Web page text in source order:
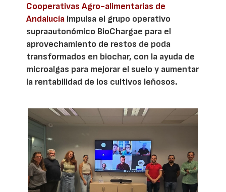
Cooperativas Agro-alimentarias de
Andalucía impulsa el grupo operativo
supraautonómico BioChargae para el
aprovechamiento de restos de poda
transformados en biochar, con la ayuda de
microalgas para mejorar el suelo y aumentar
la rentabilidad de los cultivos leñosos.